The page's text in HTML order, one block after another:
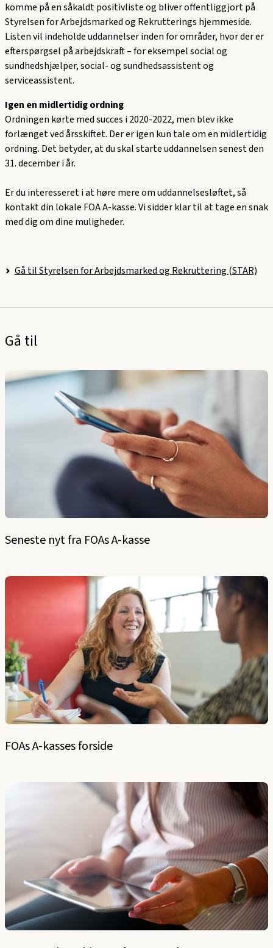
komme på en såkaldt positivliste og bliver offentliggjort på
Styrelsen for Arbejdsmarked og Rekrutterings hjemmeside.
Listen vil indeholde uddannelser inden for områder, hvor der er
efterspørgsel på arbejdskraft – for eksempel social og
sundhedshjælper, social- og sundhedsassistent og
serviceassistent.
Igen en midlertidig ordning
Ordningen kørte med succes i 2020-2022, men blev ikke
forlænget ved årsskiftet. Der er igen kun tale om en midlertidig
ordning. Det betyder, at du skal starte uddannelsen senest den
31. december i år.
Er du interesseret i at høre mere om uddannelsesløftet, så
kontakt din lokale FOA A-kasse. Vi sidder klar til at tage en snak
med dig om dine muligheder.
Gå til Styrelsen for Arbejdsmarked og Rekruttering (STAR)
Gå til
Seneste nyt fra FOAs A-kasse
FOAs A-kasses forside